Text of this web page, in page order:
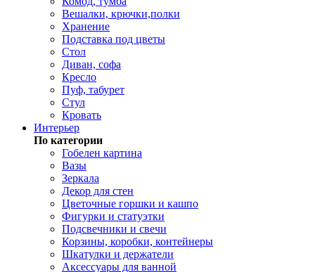
Вешалки, крючки,полки
Хранение
Подставка под цветы
Стол
Диван, софа
Кресло
Пуф, табурет
Стул
Кровать
Интерьер
По категории
Гобелен картина
Вазы
Зеркала
Декор для стен
Цветочные горшки и кашпо
Фигурки и статуэтки
Подсвечники и свечи
Корзины, коробки, контейнеры
Шкатулки и держатели
Аксессуары для ванной